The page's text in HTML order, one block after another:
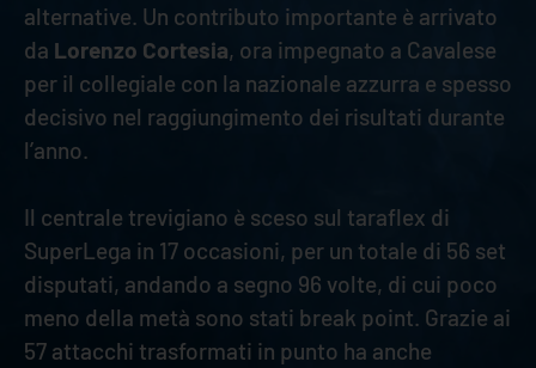
alternative. Un contributo importante è arrivato
da Lorenzo Cortesia, ora impegnato a Cavalese
per il collegiale con la nazionale azzurra e spesso
decisivo nel raggiungimento dei risultati durante
l’anno.
Il centrale trevigiano è sceso sul taraflex di
SuperLega in 17 occasioni, per un totale di 56 set
disputati, andando a segno 96 volte, di cui poco
meno della metà sono stati break point. Grazie ai
57 attacchi trasformati in punto ha anche